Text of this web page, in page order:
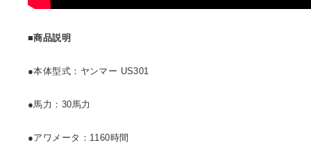
■商品説明
●本体型式：ヤンマー US301
●馬力：30馬力
●アワメータ：1160時間